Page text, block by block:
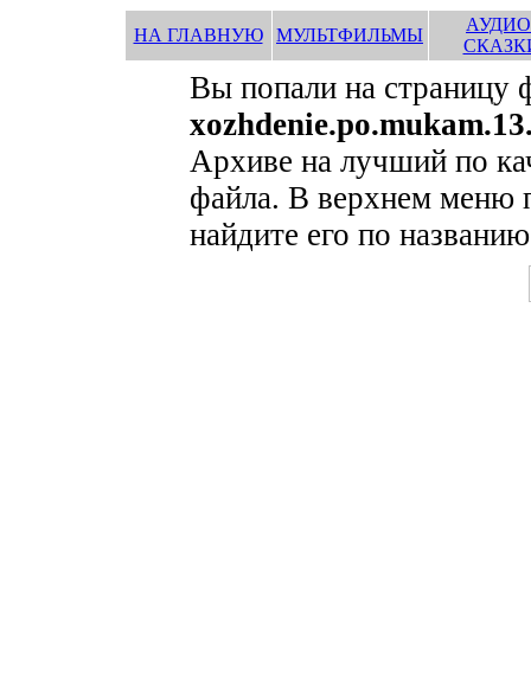
НА ГЛАВНУЮ МУЛЬТФИЛЬМЫ
Вы попали на страницу
Архиве на лучший по
файла. В верхнем меню
найдите его по